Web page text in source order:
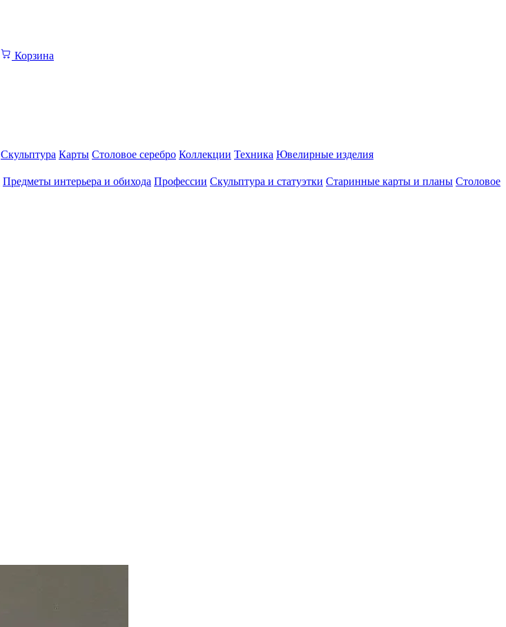
Корзина
Скульптура Карты Столовое серебро Коллекции Техника Ювелирные изделия
Предметы интерьера и обихода Профессии Скульптура и статуэтки Старинные карты и планы Столовое